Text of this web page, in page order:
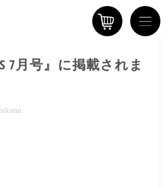
7月号』に掲載されま